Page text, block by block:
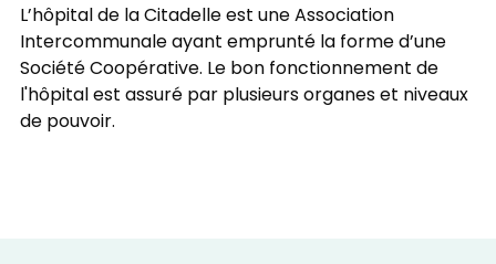
L’hôpital de la Citadelle est une Association
Intercommunale ayant emprunté la forme d’une
Société Coopérative. Le bon fonctionnement de
l'hôpital est assuré par plusieurs organes et niveaux
de pouvoir.